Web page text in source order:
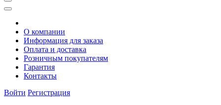
О компании
Информация для заказа
Оплата и доставка
Розничным покупателям
Гарантия
Контакты
Войти Регистрация